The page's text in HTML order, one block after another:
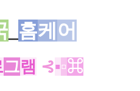
홈케 어
그램 ⊰▪▫⌘